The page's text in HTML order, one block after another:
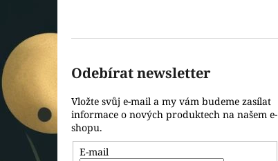
Odebírat newsletter
Vložte svůj e-mail a my vám budeme zasílat
informace o nových produktech na našem e-
shopu.
E-mail